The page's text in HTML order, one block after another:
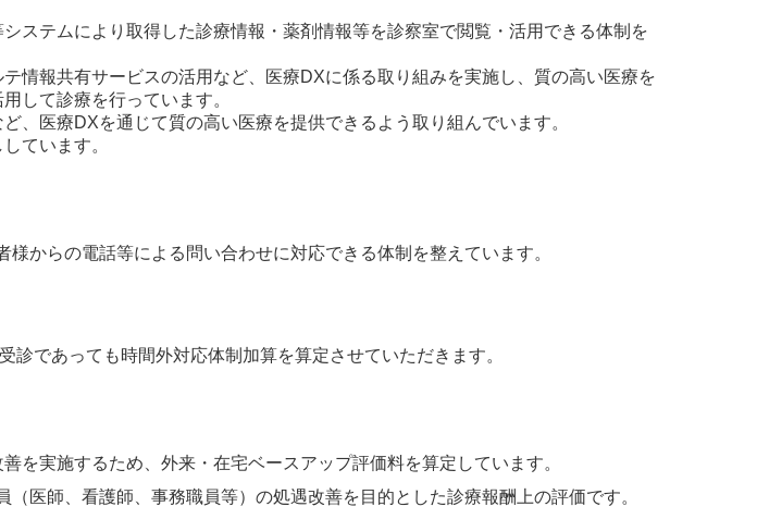
ステムにより取得した診療情報・薬剤情報等を診察室で閲覧・活用できる体制を
情報共有サービスの活用など、医療DXに係る取り組みを実施し、質の高い医療を
して診療を行っています。
、医療DXを通じて質の高い医療を提供できるよう取り組んでいます。
ています。
からの電話等による問い合わせに対応できる体制を整えています。
であっても時間外対応体制加算を算定させていただきます。
を実施するため、外来・在宅ベースアップ評価料を算定しています。
医師、看護師、事務職員等）の処遇改善を目的とした診療報酬上の評価です。